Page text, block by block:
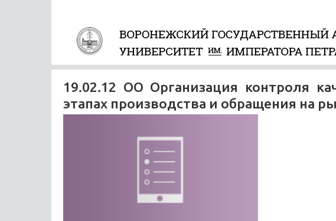
19.02.12 ОО Организация контроля
этапах производства и обращения на